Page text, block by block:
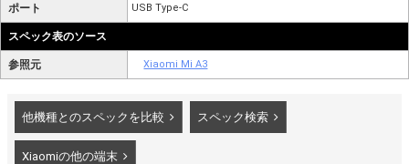
ポート USB Type-C
スペック表のソース
参照元 Xiaomi Mi A3
他機種とのスペックを比較 スペック検索
Xiaomiの他の端末